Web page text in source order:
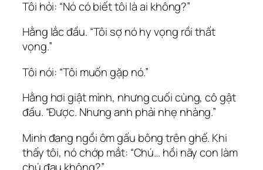
Tôi hỏi: “Nó có biết tôi là ai không?”
Hằng lắc đầu. “Tôi sợ nó hy vọng rồi thất
vọng.”
Tôi nói: “Tôi muốn gặp nó.”
Hằng hơi giật mình, nhưng cuối cùng, cô gật
đầu. “Được. Nhưng anh phải nhẹ nhàng.”
Minh đang ngồi ôm gấu bông trên ghế. Khi
thấy tôi, nó chớp mắt: “Chú… hồi nãy con làm